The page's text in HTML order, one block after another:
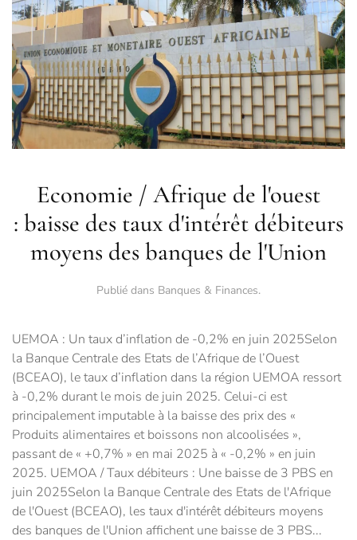
Economie / Afrique de l'ouest
: baisse des taux d'intérêt débiteurs
moyens des banques de l'Union
Publié dans Banques & Finances.
UEMOA : Un taux d’inflation de -0,2% en juin 2025Selon
la Banque Centrale des Etats de l’Afrique de l’Ouest
(BCEAO), le taux d’inflation dans la région UEMOA ressort
à -0,2% durant le mois de juin 2025. Celui-ci est
principalement imputable à la baisse des prix des «
Produits alimentaires et boissons non alcoolisées »,
passant de « +0,7% » en mai 2025 à « -0,2% » en juin
2025. UEMOA / Taux débiteurs : Une baisse de 3 PBS en
juin 2025Selon la Banque Centrale des Etats de l'Afrique
de l'Ouest (BCEAO), les taux d'intérêt débiteurs moyens
des banques de l'Union affichent une baisse de 3 PBS...